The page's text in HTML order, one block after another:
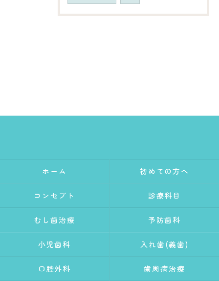
ホーム 初めての方へ
コンセプト 診療科目
むし歯治療 予防歯科
小児歯科 入れ歯(義歯)
口腔外科 歯周病治療